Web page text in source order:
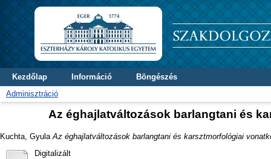
Kezdőlap Információ
Böngészés
Adminisztráció
Az éghajlatváltozások barlangtani és
Kuchta, Gyula Az éghajlatváltozások barlangtani és karsztmorfológiai
Digitalizált